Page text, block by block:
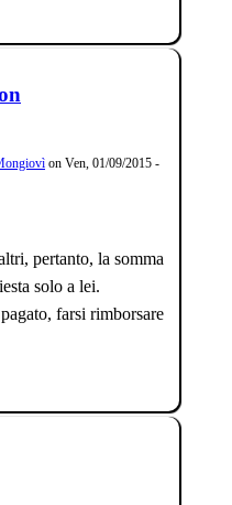
on Ven, 01/09/2015 -
pertanto, la somma
solo a lei.
farsi rimborsare